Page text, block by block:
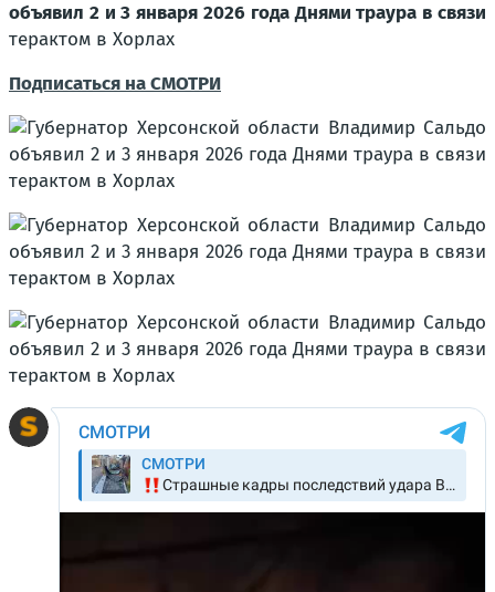
объявил 2 и 3 января 2026 года Днями траура в связи
терактом в Хорлах
Подписаться на СМОТРИ